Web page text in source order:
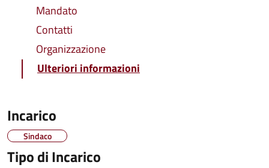
Mandato
Contatti
Organizzazione
Ulteriori informazioni
Incarico
Sindaco
Tipo di Incarico